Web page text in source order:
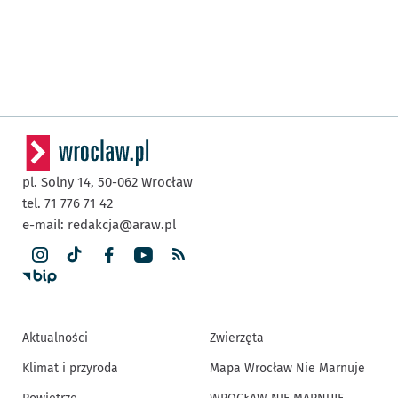
pl. Solny 14, 50-062 Wrocław
tel. 71 776 71 42
e-mail: redakcja@araw.pl
Aktualności
Klimat i przyroda
Zwierzęta
Mapa Wrocław Nie Marnuje